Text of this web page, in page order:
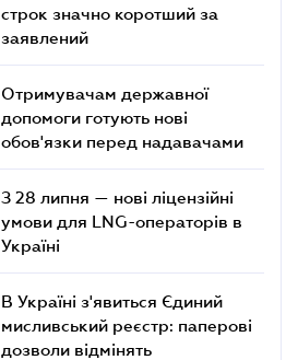
строк значно коротший за
заявлений
Отримувачам державної
допомоги готують нові
обов'язки перед надавачами
З 28 липня — нові ліцензійні
умови для LNG-операторів в
Україні
В Україні з'явиться Єдиний
мисливський реєстр: паперові
дозволи відмінять